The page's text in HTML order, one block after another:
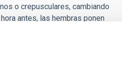
o crepusculares, cambiando
antes, las hembras ponen
Gregory mostró un
se necesita mejorar en
negativos de la luz. “La